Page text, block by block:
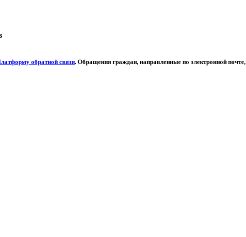
обратной связи. Обращения граждан, направленные по электронной почте,